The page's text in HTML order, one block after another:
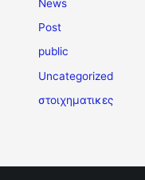
News
Post
public
Uncategorized
στοιχηματικες